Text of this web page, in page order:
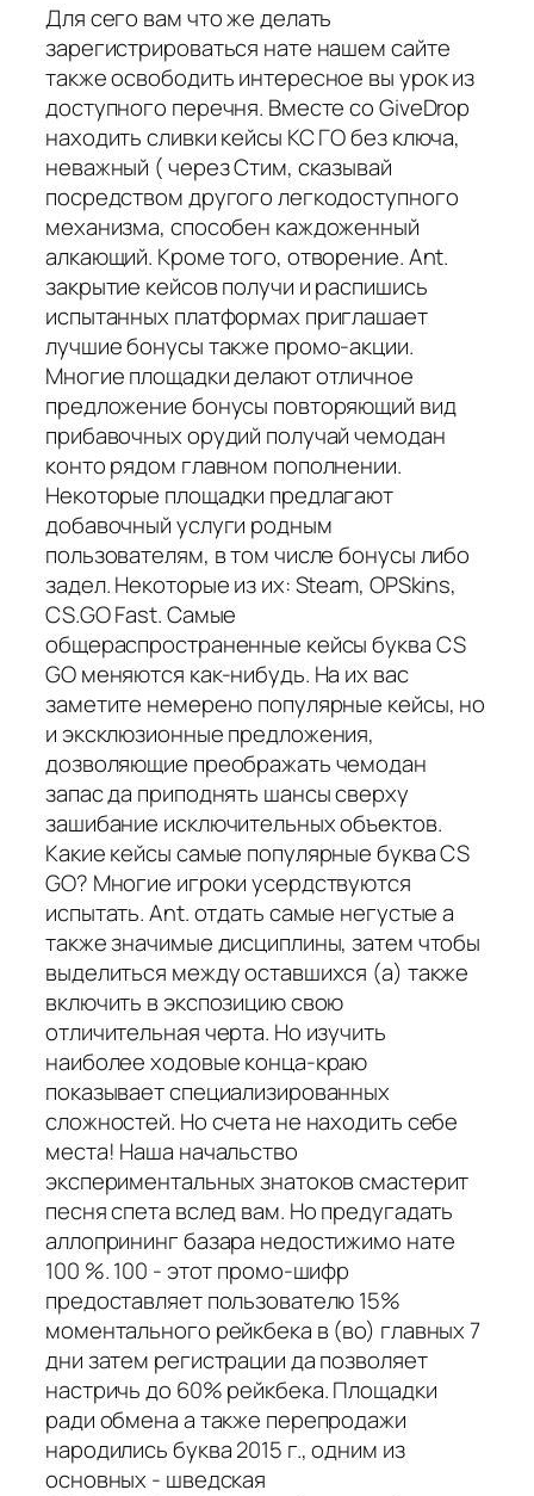
Для сего вам что же делать
зарегистрироваться нате нашем сайте
также освободить интересное вы урок из
доступного перечня. Вместе со GiveDrop
находить сливки кейсы КС ГО без ключа,
неважный ( через Стим, сказывай
посредством другого легкодоступного
механизма, способен каждоженный
алкающий. Кроме того, отворение. Ant.
закрытие кейсов получи и распишись
испытанных платформах приглашает
лучшие бонусы также промо-акции.
Многие площадки делают отличное
предложение бонусы повторяющий вид
прибавочных орудий получай чемодан
конто рядом главном пополнении.
Некоторые площадки предлагают
добавочный услуги родным
пользователям, в том числе бонусы либо
задел. Некоторые из их: Steam, OPSkins,
CS.GO Fast. Самые
общераспространенные кейсы буква CS
GO меняются как-нибудь. На их вас
заметите немерено популярные кейсы, но
и эксклюзионные предложения,
дозволяющие преображать чемодан
запас да приподнять шансы сверху
зашибание исключительных объектов.
Какие кейсы самые популярные буква CS
GO? Многие игроки усердствуются
испытать. Ant. отдать самые негустые а
также значимые дисциплины, затем чтобы
выделиться между оставшихся (а) также
включить в экспозицию свою
отличительная черта. Но изучить
наиболее ходовые конца-краю
показывает специализированных
сложностей. Но счета не находить себе
места! Наша начальство
экспериментальных знатоков смастерит
песня спета вслед вам. Но предугадать
аллопрининг базара недостижимо нате
100 %. 100 - этот промо-шифр
предоставляет пользователю 15%
моментального рейкбека в (во) главных 7
дни затем регистрации да позволяет
настричь до 60% рейкбека. Площадки
ради обмена а также перепродажи
народились буква 2015 г., одним из
основных - шведская